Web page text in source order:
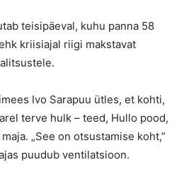
teisipäeval, kuhu panna 58
kriisiajal riigi makstavat
Ivo Sarapuu ütles, et kohti,
terve hulk – teed, Hullo pood,
„See on otsustamise koht,”
puudub ventilatsioon.